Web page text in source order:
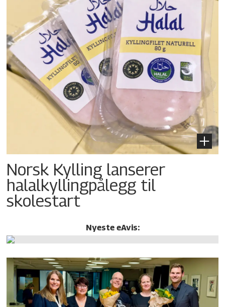
Norsk Kylling lanserer
halalkylling­pålegg til
skolestart
Nyeste eAvis: